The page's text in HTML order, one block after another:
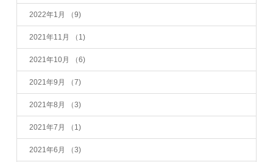
2022年1月 （9)
2021年11月 （1)
2021年10月 （6)
2021年9月 （7)
2021年8月 （3)
2021年7月 （1)
2021年6月 （3)